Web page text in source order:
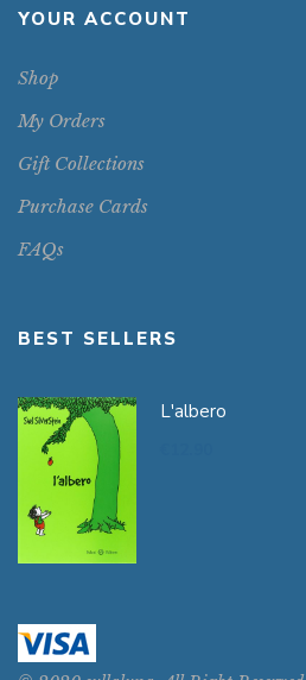
YOUR ACCOUNT
Shop
My Orders
Gift Collections
Purchase Cards
FAQs
BEST SELLERS
L'albero